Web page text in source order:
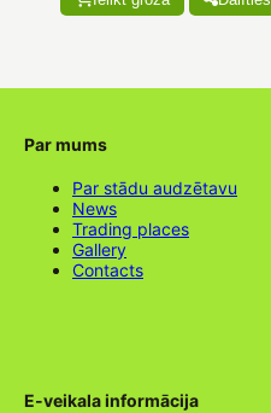
Par mums
Par stādu audzētavu
News
Trading places
Gallery
Contacts
E-veikala informācija